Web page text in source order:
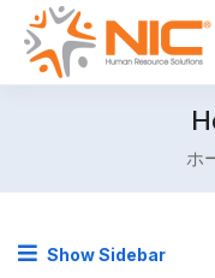
ホ
Show Sidebar